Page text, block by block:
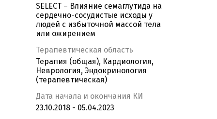
SELECT – Влияние семаглутида на
сердечно-сосудистые исходы у
людей с избыточной массой тела
или ожирением
Терапевтическая область
Терапия (общая), Кардиология,
Неврология, Эндокринология
(терапевтическая)
Дата начала и окончания КИ
23.10.2018 - 05.04.2023